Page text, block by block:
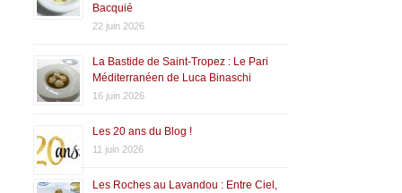
Bacquié
22 juin 2026
La Bastide de Saint-Tropez : Le Pari
Méditerranéen de Luca Binaschi
16 juin 2026
Les 20 ans du Blog !
11 juin 2026
Les Roches au Lavandou : Entre Ciel,